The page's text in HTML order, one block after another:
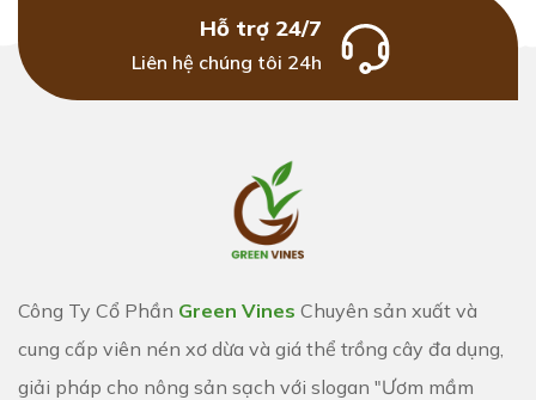
Hỗ trợ 24/7
Liên hệ chúng tôi 24h
Công Ty Cổ Phần Green Vines Chuyên sản xuất và
cung cấp viên nén xơ dừa và giá thể trồng cây đa dụng,
giải pháp cho nông sản sạch với slogan "Ươm mầm